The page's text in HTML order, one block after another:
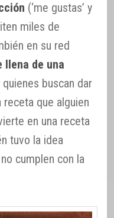
(‘me gustas’ y
miles de
en su red
llena de una
buscan dar
que alguien
en una receta
tuvo la idea
cumplen con la